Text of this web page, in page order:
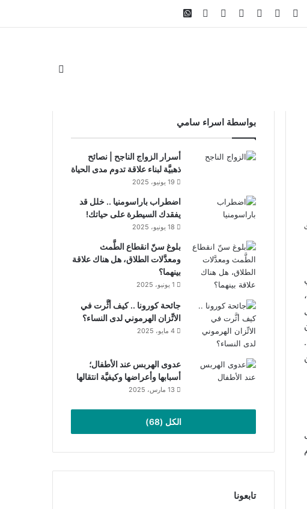
‫YouTubeانستقرام
تيلقرام ‫TikTokواتسابملخص الموقع RSS
Facebook Channel
Whatsapp Channel
بواسطة اسراء سامي
أسرار الزواج الناجح | نصائح
ذهبيَّة لبناء علاقة تدوم مدى الحياة
19 يونيو، 2025
اضطراب باراسومنيا .. خلل قد
يفقدك السيطرة على حياتك!
18 يونيو، 2025
بلوغ سنّ انقطاع الطَّمث
ومعدَّلات الطلاق، هل هناك علاقة
بينهما؟
1 يونيو، 2025
جائحة كورونا .. كيف أثَّرت في
الاتِّزان الهرموني لدى النساء؟
4 مايو، 2025
عدوى الهربس عند الأطفال؛
أسبابها وأعراضها وكيفيَّة انتقالها
13 مارس، 2025
الكل (68)
تابعونا